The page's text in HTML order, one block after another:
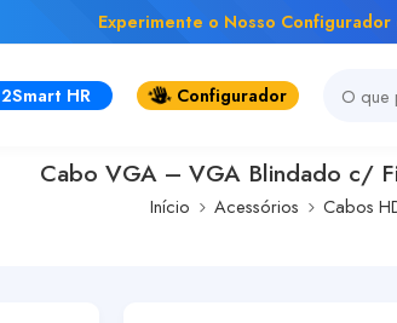
Experimente o Nosso
2Smart HR Configurador
Cabo VGA – VGA Blindado c/
Início Acessórios Cabos